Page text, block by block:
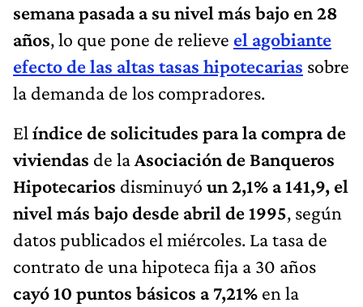
semana pasada a su nivel más bajo en 28
años, lo que pone de relieve el agobiante
efecto de las altas tasas hipotecarias sobre
la demanda de los compradores.
El índice de solicitudes para la compra de
viviendas de laAsociación de Banqueros
Hipotecarios disminuyó un 2,1% a 141,9, el
nivel más bajo desde abril de 1995, según
datos publicados el miércoles. La tasa de
contrato de una hipoteca fija a 30 años
cayó 10 puntos básicos a 7,21% en la